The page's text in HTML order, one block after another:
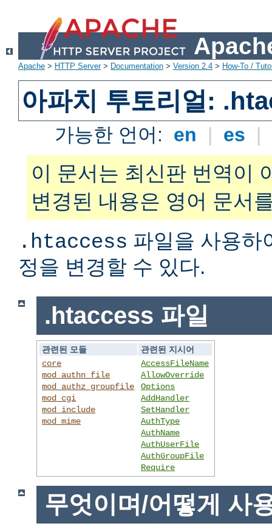
Apache > HTTP Server> Documentation > Version 2.4 > How-To /
아파치 투토리얼:
가능한 언어: en | es |
이 문서는 최신판 번역이
변경된 내용은 영어 문서
.htaccess 파일을 사용하
정을 변경할 수 있다.
.htaccess 파일
관련된 모듈
관련된 지시어
core
mod_authn_file
mod_authz_groupfile
mod_cgi
mod_include
mod_mime
AccessFileName
AllowOverride
Options
AddHandler
SetHandler
AuthType
AuthName
AuthUserFile
AuthGroupFile
Require
무엇이며/어떻게 사